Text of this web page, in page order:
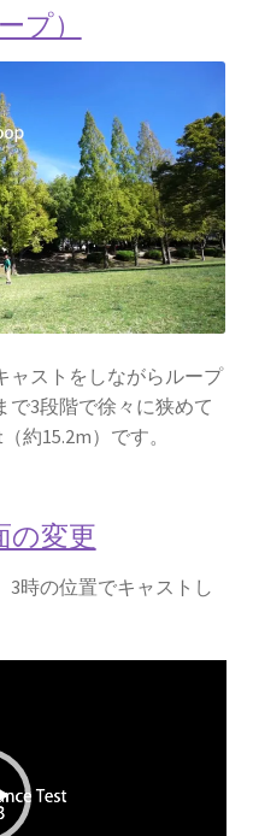
プ）
ャストをしながらループ
で3段階で徐々に狭めて
約15.2m）です。
変更
3時の位置でキャストし